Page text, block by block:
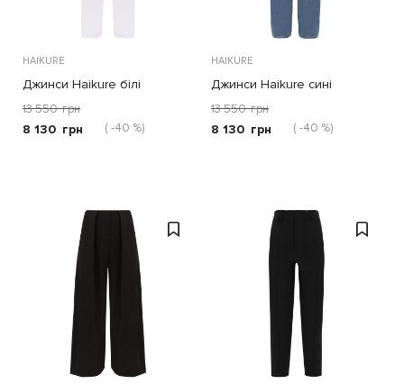
HAIKURE
Джинси Haikure білі
13 550 грн
8 130 грн ( -40 %)
HAIKURE
Джинси Haikure сині
13 550 грн
8 130 грн ( -40 %)